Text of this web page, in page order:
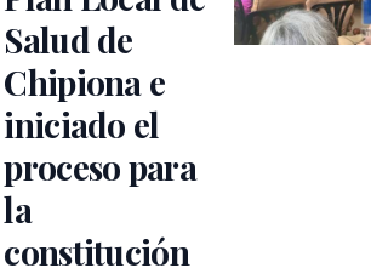
Salud de
Chipiona e
iniciado el
proceso para
la
constitución